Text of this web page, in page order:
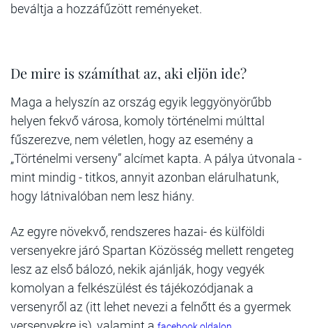
beváltja a hozzáfűzött reményeket.
De mire is számíthat az, aki eljön ide?
Maga a helyszín az ország egyik leggyönyörűbb
helyen fekvő városa, komoly történelmi múlttal
fűszerezve, nem véletlen, hogy az esemény a
„Történelmi verseny” alcímet kapta. A pálya útvonala -
mint mindig - titkos, annyit azonban elárulhatunk,
hogy látnivalóban nem lesz hiány.
Az egyre növekvő, rendszeres hazai- és külföldi
versenyekre járó Spartan Közösség mellett rengeteg
lesz az első bálozó, nekik ajánlják, hogy vegyék
komolyan a felkészülést és tájékozódjanak a
versenyről az (itt lehet nevezi a felnőtt és a gyermek